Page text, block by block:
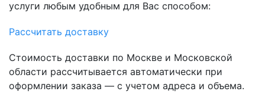
услуги любым удобным для Вас способом:
Рассчитать доставку
Стоимость доставки по Москве и Московской
области рассчитывается автоматически при
оформлении заказа — с учетом адреса и объема.